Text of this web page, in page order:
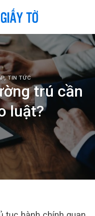
,TIN TỨC
trú cần
luật?